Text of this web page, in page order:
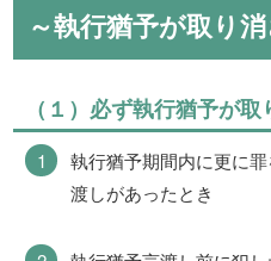
～執行猶予が取り
（１）必ず執行猶予が
執行猶予期間内に更に
渡しがあったとき